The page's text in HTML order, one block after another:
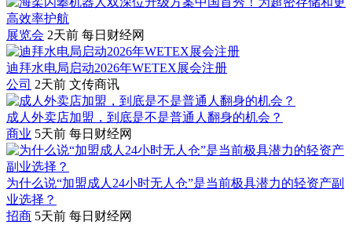
展览会 2天前 每日财经网
迪拜水电局启动2026年WETEX展会注册
公司 2天前 文传商讯
成人外卖店加盟，到底是不是普通人翻身的机会？
商业 5天前 每日财经网
为什么说“加盟成人24小时无人仓”是当前极具潜力的轻资产副
业选择？
招商 5天前 每日财经网